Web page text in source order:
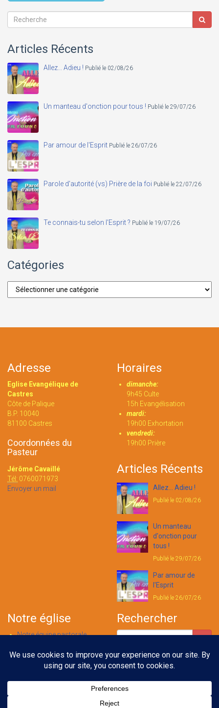
Articles Récents
Allez... Adieu ! Publié le 02/08/26
Un manteau d'onction pour tous ! Publié le 29/07/26
Par amour de l'Esprit Publié le 26/07/26
Parole d'autorité (vs) Prière de la foi Publié le 22/07/26
Te connais-tu selon l'Esprit ? Publié le 19/07/26
Catégories
Catégories
Adresse
Eglise Evangélique de
Castres
Côte de Palique
B.P. 10040
81100 Castres
Coordonnées du
Pasteur
Jérôme Cavaillé
Tél: 0760071973
Envoyer un mail
Horaires
dimanche:
9h45 Culte
15h Evangélisation
mardi:
19h00 Exhortation
vendredi:
19h00 Prière
Articles Récents
Allez... Adieu !
Publié le 02/08/26
Un manteau
d'onction pour
tous !
Publié le 29/07/26
Par amour de
l'Esprit
Publié le 26/07/26
Notre église
Notre équipe pastorale
Notre foi
Rechercher